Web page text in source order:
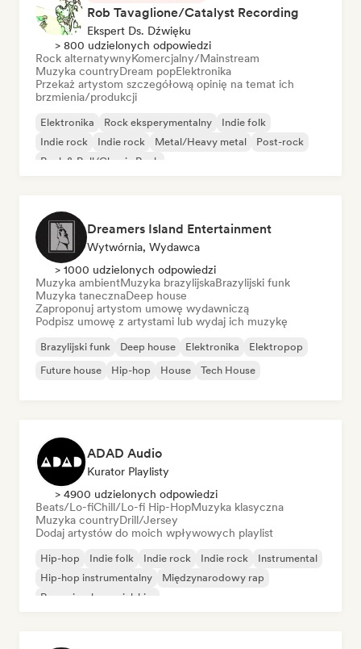
Rob Tavaglione/Catalyst Recording
Ekspert Ds. Dźwięku
> 800 udzielonych odpowiedzi
Rock alternatywnyKomercjalny/Mainstream
Muzyka countryDream popElektronika
Przekaż artystom szczegółową opinię na temat ich
brzmienia/produkcji
Elektronika Rock eksperymentalny
Indie folk
Indie rock
Indie rock Metal/Heavy metal
Post-rock
Rock & Roll/Classic Rock
Dreamers Island Entertainment
Wytwórnia, Wydawca
> 1000 udzielonych odpowiedzi
Muzyka ambientMuzyka brazylijskaBrazylijski funk
Muzyka tanecznaDeep house
Zaproponuj artystom umowę wydawniczą
Podpisz umowę z artystami lub wydaj ich muzykę
Brazylijski funk Deep house Elektronika
Elektropop
Future house
Hip-hop House Tech House
ADAD Audio
Kurator Playlisty
> 4900 udzielonych odpowiedzi
Beats/Lo-fiChill/Lo-fi Hip-HopMuzyka klasyczna
Muzyka countryDrill/Jersey
Dodaj artystów do moich wpływowych playlist
Hip-hop Indie folk Indie rock Indie rock
Instrumental
Hip-hop instrumentalny
Międzynarodowy rap
Rap w języku angielskim